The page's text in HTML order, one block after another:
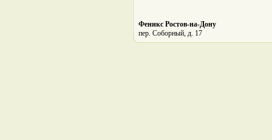
Феникс Ростов-на-Дону
пер. Соборный, д. 17